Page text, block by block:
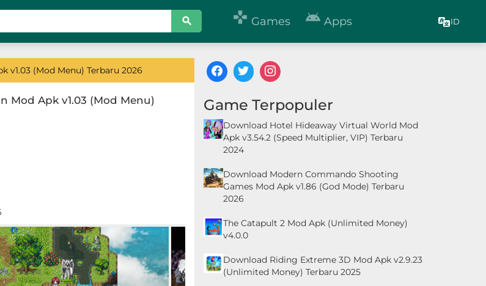
 Games  Apps ID
v1.03 (Mod Menu) Terbaru 2026
Mod Apk v1.03 (Mod Menu)
Game Terpopuler
Download Hotel Hideaway Virtual World Mod
Apk v3.54.2 (Speed Multiplier, VIP) Terbaru
2024
Download Modern Commando Shooting
Games Mod Apk v1.86 (God Mode) Terbaru
2026
The Catapult 2 Mod Apk (Unlimited Money)
v4.0.0
Download Riding Extreme 3D Mod Apk v2.9.23
(Unlimited Money) Terbaru 2025